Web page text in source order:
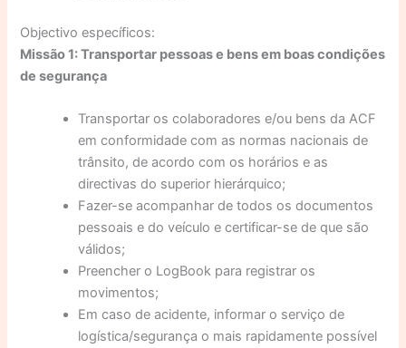
Objectivo específicos:
Missão 1: Transportar pessoas e bens em boas condições
de segurança
Transportar os colaboradores e/ou bens da ACF
em conformidade com as normas nacionais de
trânsito, de acordo com os horários e as
directivas do superior hierárquico;
Fazer-se acompanhar de todos os documentos
pessoais e do veículo e certificar-se de que são
válidos;
Preencher o LogBook para registrar os
movimentos;
Em caso de acidente, informar o serviço de
logística/segurança o mais rapidamente possível